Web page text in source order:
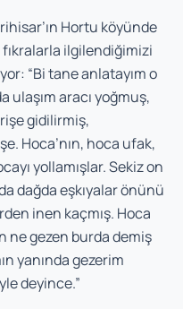
Hortu köyünde
ilgilendiğimizi
“Bi tane anlatayım o
ulaşım aracı yoğmuş,
gidilirmiş,
Hoca’nın, hoca ufak,
yollamışlar. Sekiz on
dağda eşkıyalar önünü
inen kaçmış. Hoca
ne gezen burda demiş
yanında gezerim
deyince.”